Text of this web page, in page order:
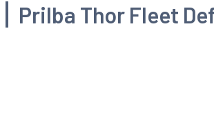
Prilba Thor Fleet